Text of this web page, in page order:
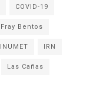
COVID-19
Fray Bentos
INUMET IRN
Las Cañas